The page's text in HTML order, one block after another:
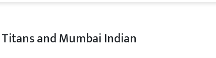
and Mumbai Indian